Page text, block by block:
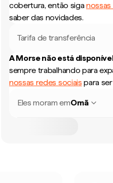
cobertura, então siganossas
saber das novidades.
Tarifa de transferência
A Morse não está
sempre trabalhando para
nossas redes sociais para
Eles moram emOmã